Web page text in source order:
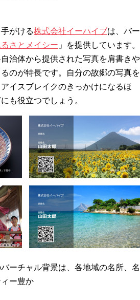
がける株式会社イーハイブは、バー
さとメイシー 」を提供しています。
治体から提供された写真を肩書きや
のが特長です。自分の故郷の写真を
イスブレイクのきっかけになるほ
も役立つでしょう。
ーチャル背景は、各地域の名所、名
ー豊か